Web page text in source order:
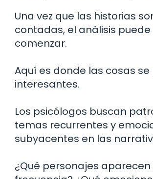
Una vez que las historias
contadas, el análisis puede
comenzar.
Aquí es donde las cosas se
interesantes.
Los psicólogos buscan
temas recurrentes y
subyacentes en las
¿Qué personajes